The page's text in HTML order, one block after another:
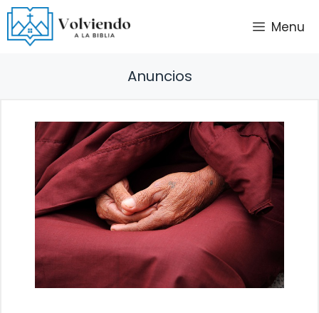
Saltar
al
contenido
Menu
Anuncios